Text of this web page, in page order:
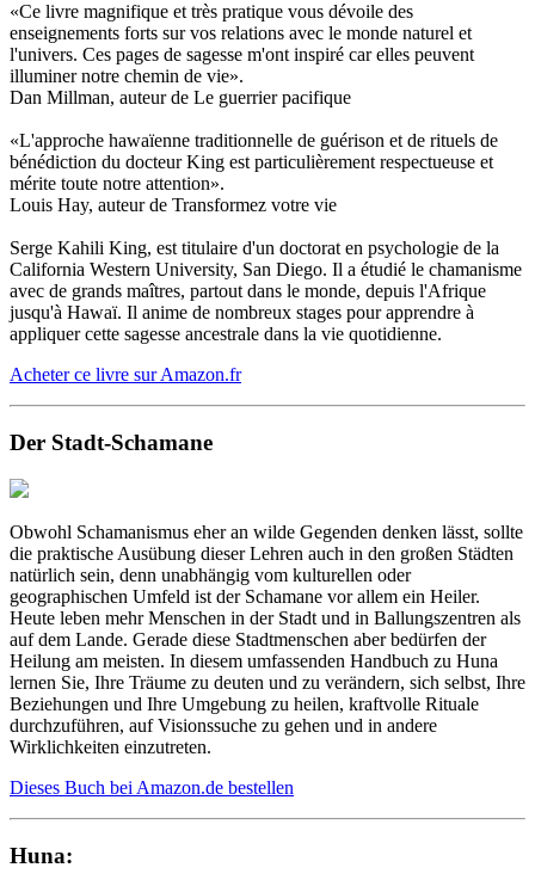
«Ce livre magnifique et très pratique vous dévoile des
enseignements forts sur vos relations avec le monde naturel et
l'univers. Ces pages de sagesse m'ont inspiré car elles peuvent
illuminer notre chemin de vie».
Dan Millman, auteur de Le guerrier pacifique
«L'approche hawaïenne traditionnelle de guérison et de rituels de
bénédiction du docteur King est particulièrement respectueuse et
mérite toute notre attention».
Louis Hay, auteur de Transformez votre vie
Serge Kahili King, est titulaire d'un doctorat en psychologie de la
California Western University, San Diego. Il a étudié le chamanisme
avec de grands maîtres, partout dans le monde, depuis l'Afrique
jusqu'à Hawaï. Il anime de nombreux stages pour apprendre à
appliquer cette sagesse ancestrale dans la vie quotidienne.
Acheter ce livre sur Amazon.fr
Der Stadt-Schamane
Obwohl Schamanismus eher an wilde Gegenden denken lässt, sollte
die praktische Ausübung dieser Lehren auch in den großen Städten
natürlich sein, denn unabhängig vom kulturellen oder
geographischen Umfeld ist der Schamane vor allem ein Heiler.
Heute leben mehr Menschen in der Stadt und in Ballungszentren als
auf dem Lande. Gerade diese Stadtmenschen aber bedürfen der
Heilung am meisten. In diesem umfassenden Handbuch zu Huna
lernen Sie, Ihre Träume zu deuten und zu verändern, sich selbst, Ihre
Beziehungen und Ihre Umgebung zu heilen, kraftvolle Rituale
durchzuführen, auf Visionssuche zu gehen und in andere
Wirklichkeiten einzutreten.
Dieses Buch bei Amazon.de bestellen
Huna: